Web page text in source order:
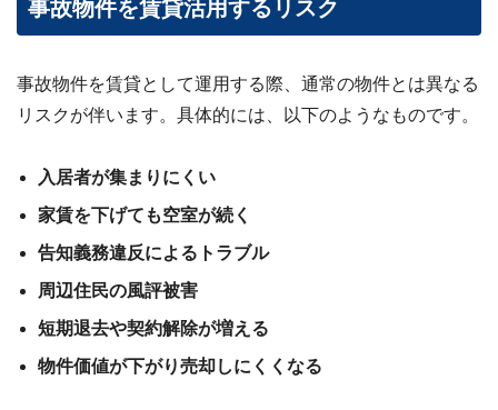
事故物件を賃貸活用するリスク
事故物件を賃貸として運用する際、通常の物件とは異なる
リスクが伴います。具体的には、以下のようなものです。
入居者が集まりにくい
家賃を下げても空室が続く
告知義務違反によるトラブル
周辺住民の風評被害
短期退去や契約解除が増える
物件価値が下がり売却しにくくなる